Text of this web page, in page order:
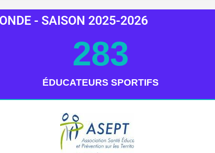
- SAISON 2025-2026
ÉDUCATEURS SPORTIFS
283